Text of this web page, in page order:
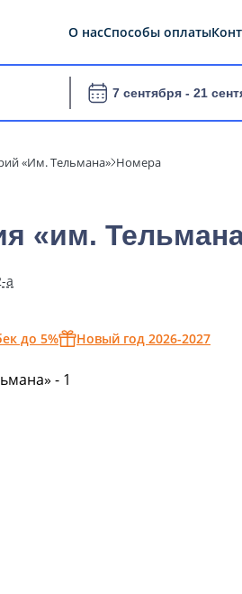
О насСпособы оплаты
7 сентября - 21
«Им. Тельмана» Номера
«им.
а
до 5% Новый год 2026-2027